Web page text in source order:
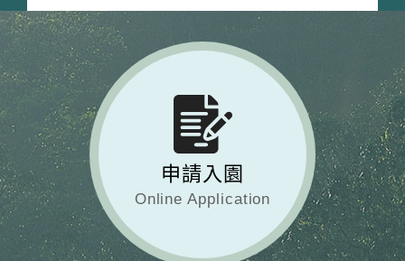
申請入園
Online Application